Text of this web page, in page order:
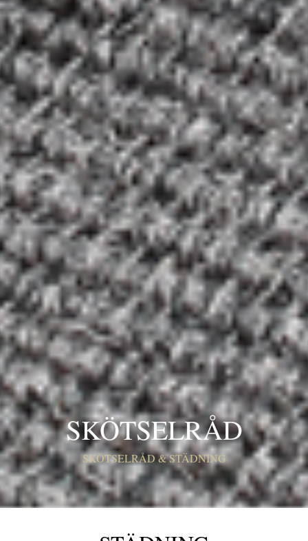
SKÖTSELRÅD
SKÖTSELRÅD & STÄDNING